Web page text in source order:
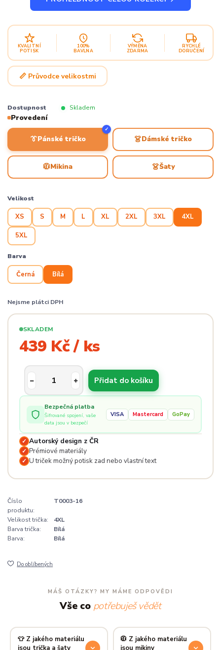
KVALITNÍ
POTISK
100%
BAVLNA
VÝMĚNA
ZDARMA
RYCHLÉ
DORUČENÍ
📏 Průvodce velikostmi
Dostupnost Skladem
Provedení
👔Pánské tričko
✓
👗Dámské tričko
🧥Mikina 👗Šaty
Velikost
XS S M L XL 2XL 3XL 4XL
5XL
Barva
Černá Bílá
Nejsme plátci DPH
SKLADEM
439 Kč / ks
Přidat do košíku
Bezpečná platba
Šifrované spojení, vaše
data jsou v bezpečí
VISA Mastercard GoPay
✓ Autorský design z ČR
✓ Prémiové materiály
✓ U triček možný potisk zad nebo vlastní text
Číslo
produktu:
T0003-16
Velikost trička:
4XL
Barva trička:
Bílá
Barva:
Bílá
Do oblíbených
MÁŠ OTÁZKY? MY MÁME ODPOVĚDI
Vše co potřebuješ vědět
👕 Z jakého materiálu
jsou trička a šaty
🧥 Z jakého materiálu
jsou mikiny